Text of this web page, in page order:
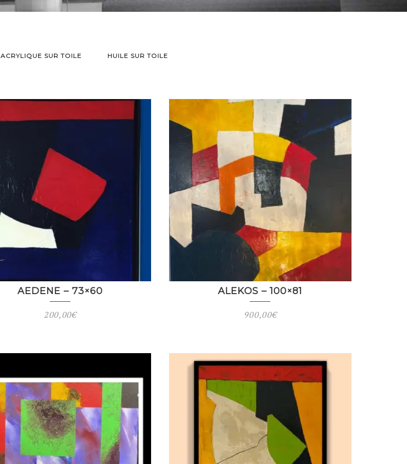
ACRYLIQUE SUR TOILE HUILE SUR TOILE
AEDENE – 73×60
200,00€
ALEKOS – 100×81
900,00€